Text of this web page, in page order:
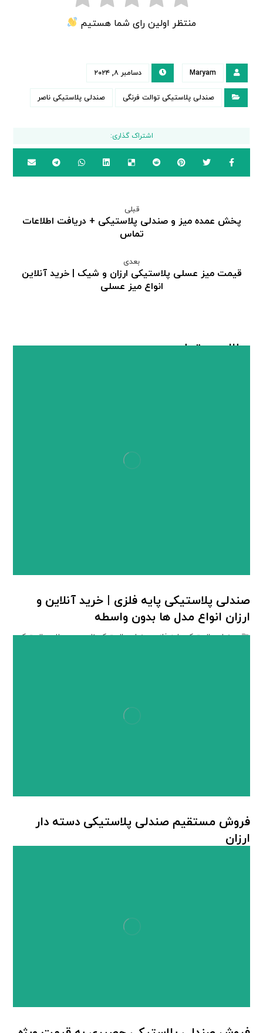
منتظر اولین رای شما هستیم
Maryam دسامبر ۸, ۲۰۲۴
صندلی پلاستیکی توالت فرنگی صندلی پلاستیکی ناصر
قبلی
پخش عمده میز و صندلی پلاستیکی + دریافت اطلاعات
تماس
بعدی
قیمت میز عسلی پلاستیکی ارزان و شیک | خرید آنلاین
انواع میز عسلی
مطالب مرتبط ...
صندلی پلاستیکی پایه فلزی | خرید آنلاین و
ارزان انواع مدل ها بدون واسطه
صندلی پلاستیکی پایه فلزی,صندلی پلاستیکی ناصر,محصولات پلاستیکی
فروش مستقیم صندلی پلاستیکی دسته دار
ارزان